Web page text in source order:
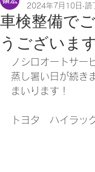
車検整備で
うございます
2024年7月10日 読
ノシロオートサー
蒸し暑い日が続き
まいります！
トヨタ　ハイラ